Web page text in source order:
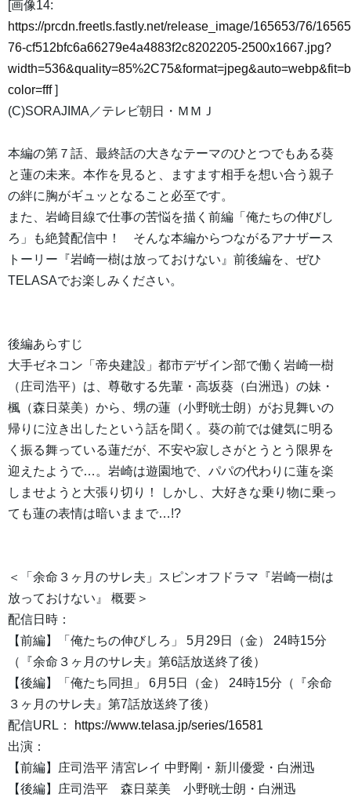
[画像14:
https://prcdn.freetls.fastly.net/release_image/165653/76/
76-cf512bfc6a66279e4a4883f2c8202205-2500x1667.jpg?
color=fff]
(C)SORAJIMA／テレビ朝日・ＭＭＪ
本編の第７話、最終話の大きなテーマのひとつでもある葵
と蓮の未来。本作を見ると、ますます相手を想い合う親子
の絆に胸がギュッとなること必至です。
また、岩崎目線で仕事の苦悩を描く前編「俺たちの伸びし
ろ」も絶賛配信中！ そんな本編からつながるアナザース
トーリー『岩崎一樹は放っておけない』前後編を、ぜひ
TELASAでお楽しみください。
後編あらすじ
大手ゼネコン「帝央建設」都市デザイン部で働く岩崎一樹
（庄司浩平）は、尊敬する先輩・高坂葵（白洲迅）の妹・
楓（森日菜美）から、甥の蓮（小野晄士朗）がお見舞いの
帰りに泣き出したという話を聞く。葵の前では健気に明る
く振る舞っている蓮だが、不安や寂しさがとうとう限界を
迎えたようで…。岩崎は遊園地で、パパの代わりに蓮を楽
しませようと大張り切り！ しかし、大好きな乗り物に乗っ
ても蓮の表情は暗いままで…!?
＜「余命３ヶ月のサレ夫」スピンオフドラマ『岩崎一樹は
放っておけない』 概要＞
配信日時：
【前編】「俺たちの伸びしろ」 5月29日（金） 24時15分
（『余命３ヶ月のサレ夫』第6話放送終了後）
【後編】「俺たち同担」 6月5日（金） 24時15分（『余命
３ヶ月のサレ夫』第7話放送終了後）
配信URL：
https://www.telasa.jp/series/16581
出演：
【前編】庄司浩平 清宮レイ 中野剛・新川優愛・白洲迅
【後編】庄司浩平 森日菜美 小野晄士朗・白洲迅